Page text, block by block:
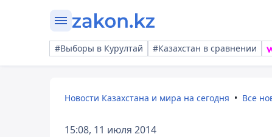
#Выборы в Курултай #Казахстан в сравнении
Новости Казахстана и мира на сегодня Все
15:08, 11 июля 2014